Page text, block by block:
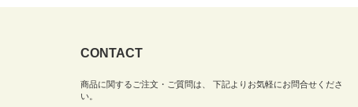
CONTACT
商品に関するご注文・ご質問は、 下記よりお気軽にお問合せくださ
い。